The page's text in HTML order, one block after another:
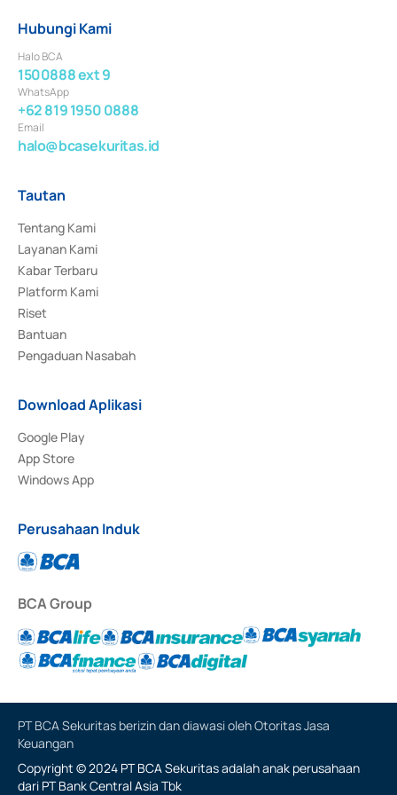
Hubungi Kami
Halo BCA
1500888 ext 9
WhatsApp
+62 819 1950 0888
Email
halo@bcasekuritas.id
Tautan
Tentang Kami
Layanan Kami
Kabar Terbaru
Platform Kami
Riset
Bantuan
Pengaduan Nasabah
Download Aplikasi
Google Play
App Store
Windows App
Perusahaan Induk
BCA Group
PT BCA Sekuritas berizin dan diawasi oleh Otoritas Jasa
Keuangan
Copyright © 2024 PT BCA Sekuritas adalah anak perusahaan
dari PT Bank Central Asia Tbk